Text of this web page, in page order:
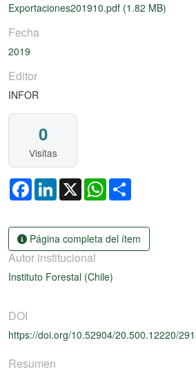
Exportaciones201910.pdf (1.82 MB)
Fecha
2019
Editor
INFOR
0
Visitas
FacebookLinkedIn
X WhatsApp
Página completa del ítem
Autor institucional
Instituto Forestal (Chile)
DOI
https://doi.org/10.52904/20.500.12220/
Resumen